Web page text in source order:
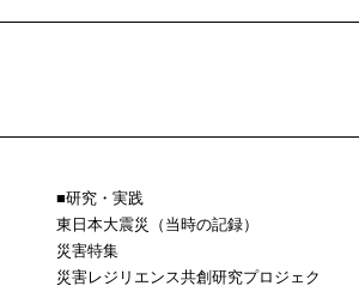
研究・実践
東日本大震災（当時の記録）
災害特集
災害レジリエンス共創研究プロジェク